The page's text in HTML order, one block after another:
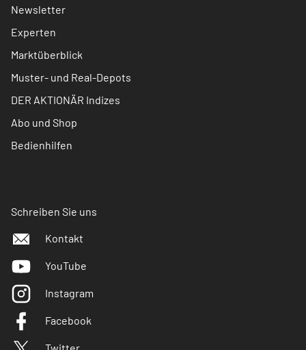
Newsletter
Experten
Marktüberblick
Muster- und Real-Depots
DER AKTIONÄR Indizes
Abo und Shop
Bedienhilfen
Schreiben Sie uns
Kontakt
YouTube
Instagram
Facebook